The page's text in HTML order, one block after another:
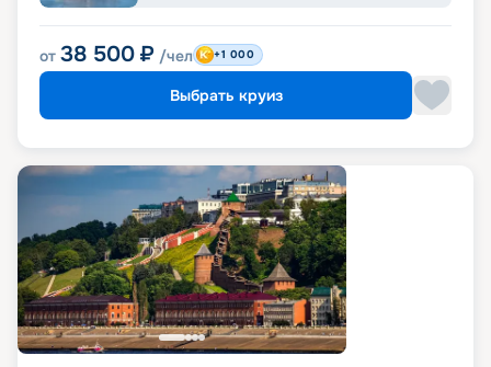
от 38 500 ₽ /чел +1 000
Выбрать круиз